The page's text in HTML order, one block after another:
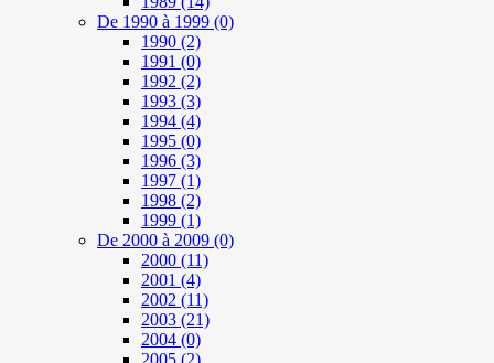
De 1990 à 1999 (0)
1990 (2)
1991 (0)
1992 (2)
1993 (3)
1994 (4)
1995 (0)
1996 (3)
1997 (1)
1998 (2)
1999 (1)
De 2000 à 2009 (0)
2000 (11)
2001 (4)
2002 (11)
2003 (21)
2004 (0)
2005 (2)